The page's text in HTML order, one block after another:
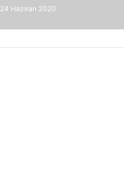
24 Haziran 2020